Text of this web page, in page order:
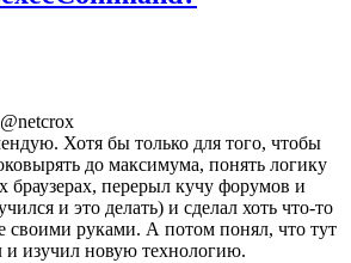
@netcrox
Хотя бы только для того, чтобы
до максимума, понять логику
браузерах, перерыл кучу форумов и
и это делать) и сделал хоть что-то
своими руками. А потом понял, что тут
и изучил новую технологию.